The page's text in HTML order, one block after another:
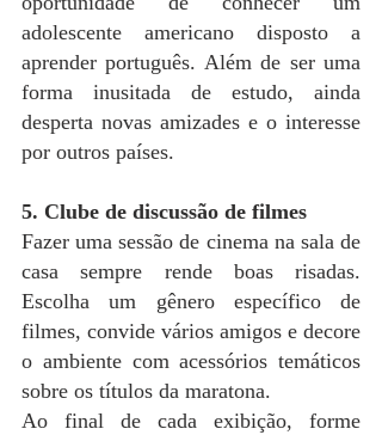
adolescente americano disposto a
aprender português. Além de ser uma
forma inusitada de estudo, ainda
desperta novas amizades e o interesse
por outros países.
5. Clube de discussão de filmes
Fazer uma sessão de cinema na sala de
casa sempre rende boas risadas.
Escolha um gênero específico de
filmes, convide vários amigos e decore
o ambiente com acessórios temáticos
sobre os títulos da maratona.
Ao final de cada exibição, forme